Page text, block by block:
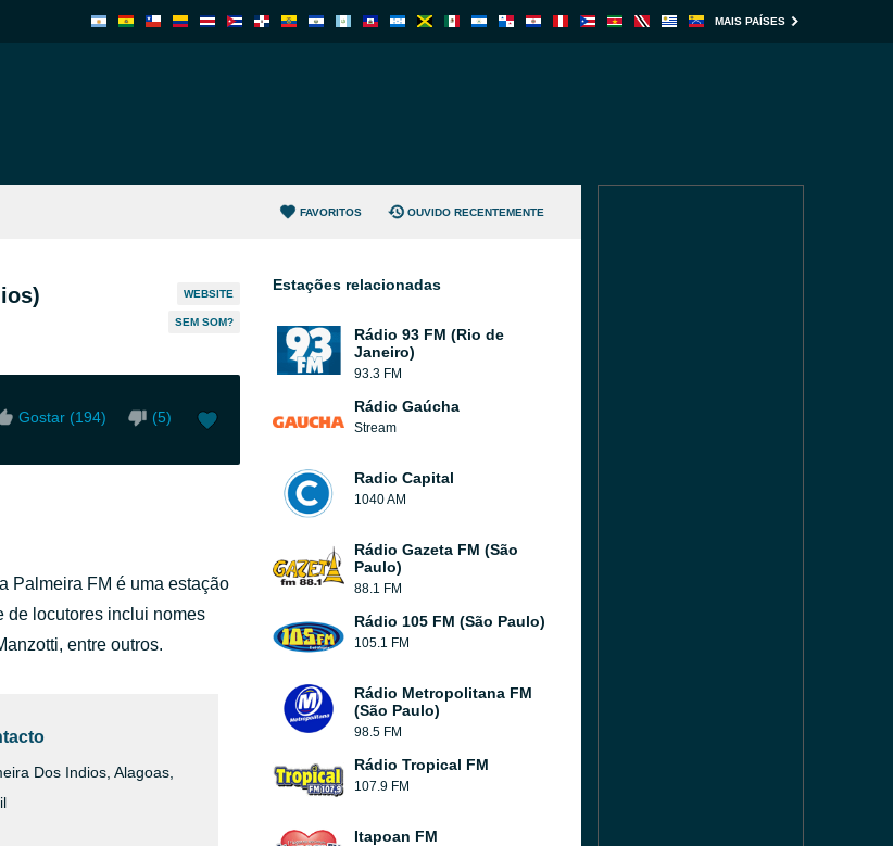
MAIS PAÍSES
FAVORITOS OUVIDO RECENTEMENTE
WEBSITE
SEM SOM?
Gostar (194) (5)
Palmeira FM é uma estação
de locutores inclui nomes
entre outros.
Dos Indios, Alagoas,
Estações relacionadas
Rádio 93 FM (Rio de
Janeiro)
93.3 FM
Rádio Gaúcha
Stream
Radio Capital
1040 AM
Rádio Gazeta FM (São
Paulo)
88.1 FM
Rádio 105 FM (São Paulo)
105.1 FM
Rádio Metropolitana FM
(São Paulo)
98.5 FM
Rádio Tropical FM
107.9 FM
Itapoan FM